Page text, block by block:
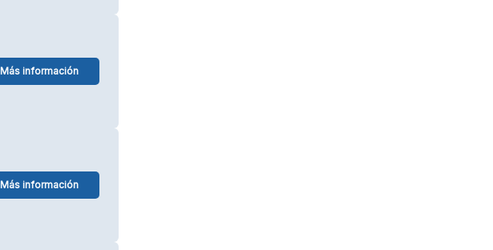
Más información
Más información